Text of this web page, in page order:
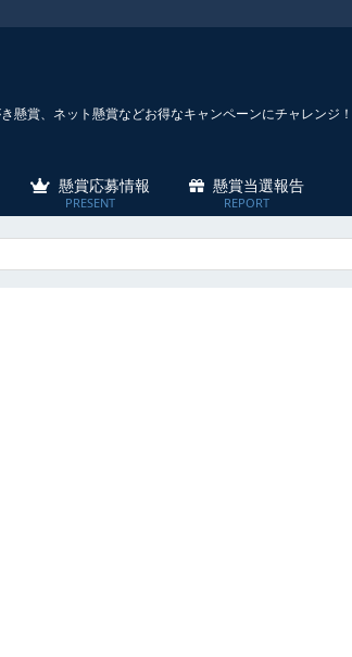
懸賞、ネット懸賞などお得なキャンペーンにチャレンジ！
懸賞応募情報 懸賞当選報告